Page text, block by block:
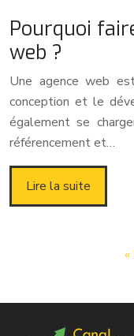
Pourquoi
web ?
Une agence web
conception et le
également se
référencement et…
Lire la suite